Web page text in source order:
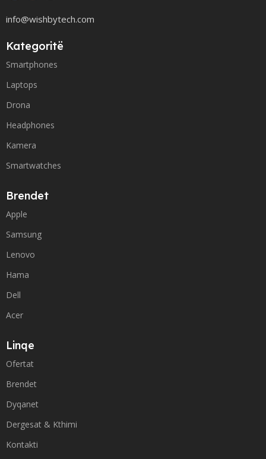
info@wishbytech.com
Kategoritë
Smartphones
Laptops
Drona
Headphones
Kamera
Smartwatches
Brendet
Apple
Samsung
Lenovo
Hama
Dell
Acer
Linqe
Ofertat
Brendet
Dyqanet
Dergesat & Kthimi
Kontakti